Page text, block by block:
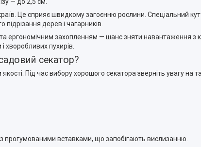
Це сприяє швидкому загоєнню рослини. Спеціальний
дерев і чагарників.
ергономічним захопленням — шанс зняти навантаження з
хворобливих пухирів.
секатор?
Під час вибору хорошого секатора зверніть увагу на
прогумованими вставками, що запобігають вислизанню.